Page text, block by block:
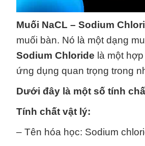
Muối NaCL – Sodium
muối bàn. Nó là một dạng
Sodium Chloride là một
ứng dụng quan trọng trong
Dưới đây là một số tính
Tính chất vật lý:
– Tên hóa học: Sodium